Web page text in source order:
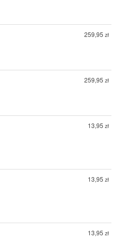
259,95 zł
259,95 zł
13,95 zł
13,95 zł
13,95 zł